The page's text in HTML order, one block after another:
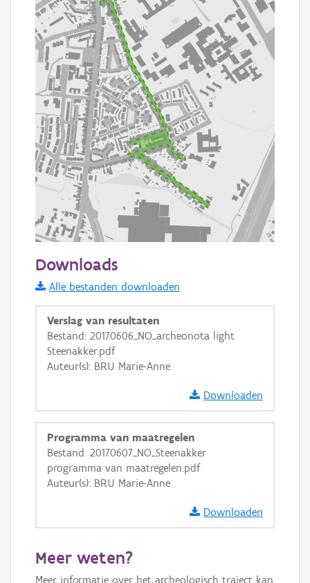
Informatie Vlaanderen
i
+ −
Basis Lagen
OSM-Basiskaart
GRB-Basiskaart
GRB-Basiskaart in grijswaarden
Downloads
Alle bestanden downloaden
Verslag van resultaten
Bestand: 20170606_NO_archeonota light
Steenakker.pdf
Auteur(s): BRU Marie-Anne
Downloaden
Programma van maatregelen
Bestand: 20170607_NO_Steenakker
programma van maatregelen.pdf
Auteur(s): BRU Marie-Anne
Downloaden
Meer weten?
Meer informatie over het archeologisch traject kan